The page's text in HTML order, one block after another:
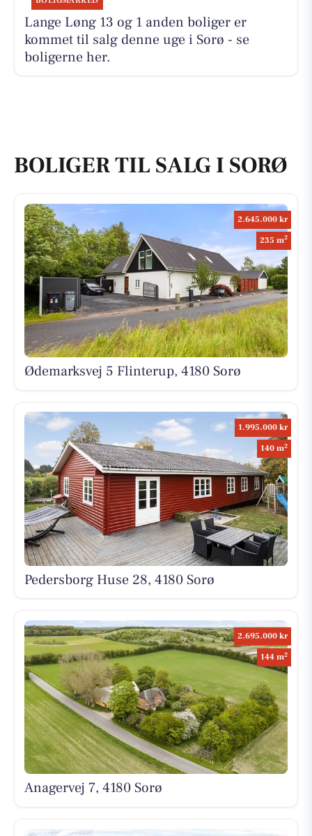
Lange Løng 13 og 1 anden boliger er
kommet til salg denne uge i Sorø - se
boligerne her.
BOLIGER TIL SALG I SORØ
2.645.000 kr
235 m2
Ødemarksvej 5 Flinterup, 4180 Sorø
1.995.000 kr
140 m2
Pedersborg Huse 28, 4180 Sorø
2.695.000 kr
144 m2
Anagervej 7, 4180 Sorø